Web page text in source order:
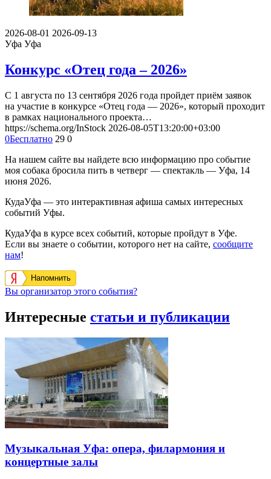
2026-08-01 2026-09-13
Уфа Уфа
Конкурс «Отец года – 2026»
С 1 августа по 13 сентября 2026 года пройдет приём заявок
на участие в конкурсе «Отец года — 2026», который проходит
в рамках национального проекта…
https://schema.org/InStock 2026-08-05T13:20:00+03:00
0Бесплатно 29 0
На нашем сайте вы найдете всю информацию про событие
моя собака бросила пить в четверг — спектакль — Уфа, 14
июня 2026.
КудаУфа — это интерактивная афиша самых интересных
событий Уфы.
КудаУфа в курсе всех событий, которые пройдут в Уфе.
Если вы знаете о событии, которого нет на сайте, сообщите
нам!
Напомнить
Вы организатор этого события?
Интересные статьи и публикации
Музыкальная Уфа: опера, филармония и
концертные залы